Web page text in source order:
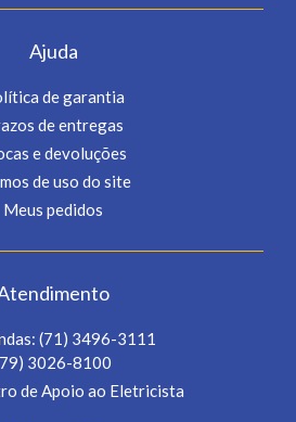
Ajuda
de garantia
de entregas
e devoluções
de uso do site
Meus pedidos
(71) 3496-3111
3026-8100
de Apoio ao Eletricista